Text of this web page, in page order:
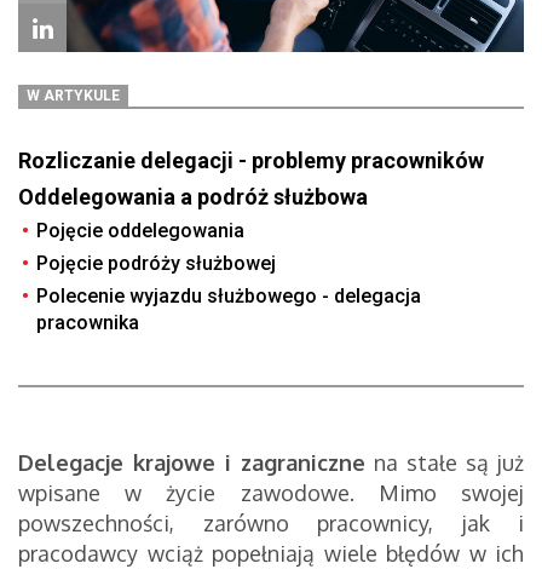
W ARTYKULE
Rozliczanie delegacji - problemy pracowników
Oddelegowania a podróż służbowa
Pojęcie oddelegowania
Pojęcie podróży służbowej
Polecenie wyjazdu służbowego - delegacja
pracownika
Delegacje krajowe i zagraniczne na stałe są już
wpisane w życie zawodowe. Mimo swojej
powszechności, zarówno pracownicy, jak i
pracodawcy wciąż popełniają wiele błędów w ich